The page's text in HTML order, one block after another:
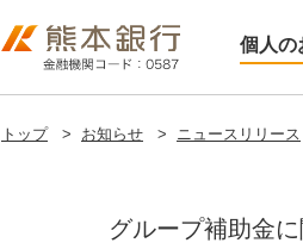
個人の
トップ > お知らせ > ニュースリリース
グループ補助金